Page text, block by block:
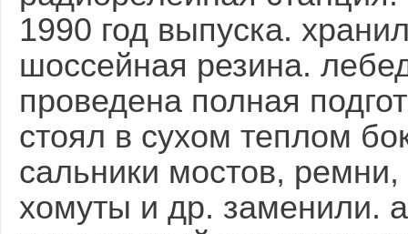
1990 год выпуска.
шоссейная резина.
проведена полная
стоял в сухом теплом
сальники мостов,
хомуты и др. заменили.